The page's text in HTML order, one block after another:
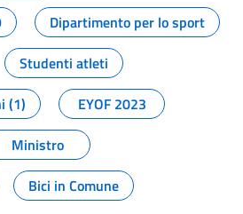
Dipartimento per lo sport
Studenti atleti
(1)
EYOF 2023
Ministro
Bici in Comune